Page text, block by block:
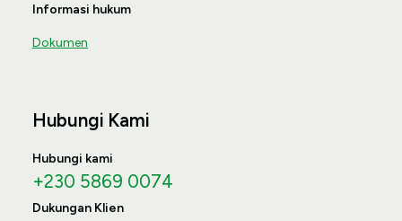
Informasi hukum
Dokumen
Hubungi Kami
Hubungi kami
+230 5869 0074
Dukungan Klien